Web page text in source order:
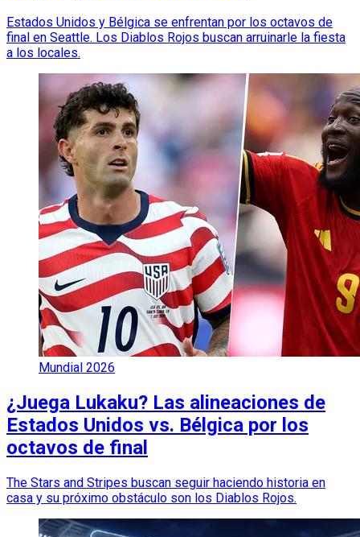
Estados Unidos y Bélgica se enfrentan por los octavos de
final en Seattle. Los Diablos Rojos buscan arruinarle la fiesta
a los locales.
Mundial 2026
¿Juega Lukaku? Las alineaciones de
Estados Unidos vs. Bélgica por los
octavos de final
The Stars and Stripes buscan seguir haciendo historia en
casa y su próximo obstáculo son los Diablos Rojos.